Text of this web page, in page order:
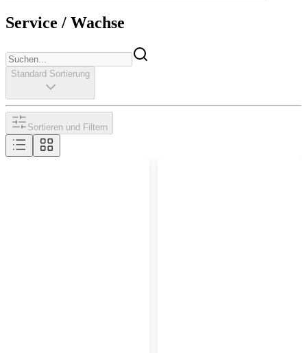
Service / Wachse
Standard Sortierung
Sortieren und Filtern